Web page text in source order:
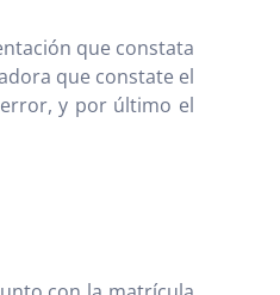
que constata
que constate el
y por último el